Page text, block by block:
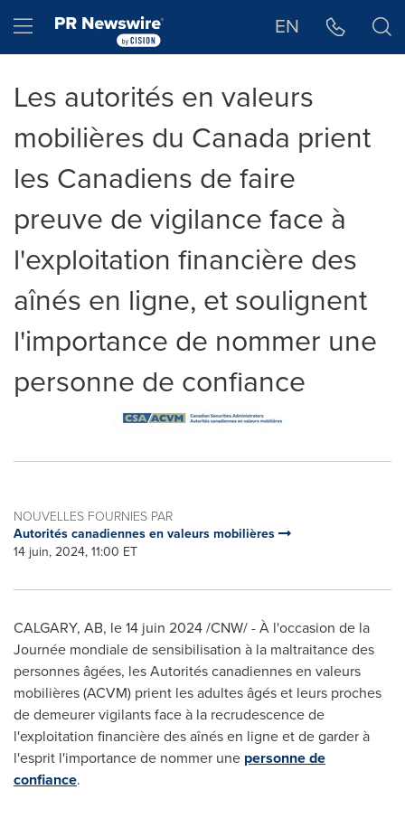
Hamburger menu EN
Les autorités en valeurs
mobilières du Canada prient
les Canadiens de faire
preuve de vigilance face à
l'exploitation financière des
aînés en ligne, et soulignent
l'importance de nommer une
personne de confiance
NOUVELLES FOURNIES PAR
Autorités canadiennes en valeurs mobilières
14 juin, 2024, 11:00 ET
CALGARY, AB, le 14 juin 2024/CNW/ - À l'occasion de la
Journée mondiale de sensibilisation à la maltraitance des
personnes âgées, les Autorités canadiennes en valeurs
mobilières (ACVM) prient les adultes âgés et leurs proches
de demeurer vigilants face à la recrudescence de
l'exploitation financière des aînés en ligne et de garder à
l'esprit l'importance de nommer une personne de
confiance.